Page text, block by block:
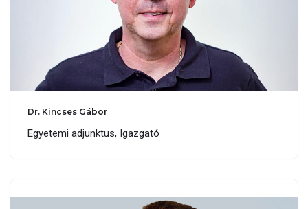
Dr. Kincses Gábor
Egyetemi adjunktus, Igazgató